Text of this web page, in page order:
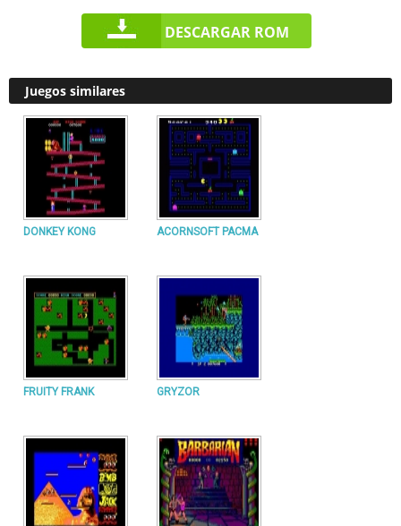
DESCARGAR ROM
Juegos similares
DONKEY KONG ACORNSOFT PACMA
FRUITY FRANK GRYZOR